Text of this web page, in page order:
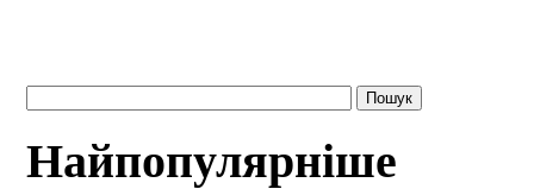
Найпопулярніше